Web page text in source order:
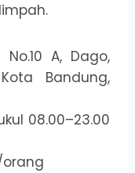
A, Dago,
Bandung,
08.00–23.00
orang